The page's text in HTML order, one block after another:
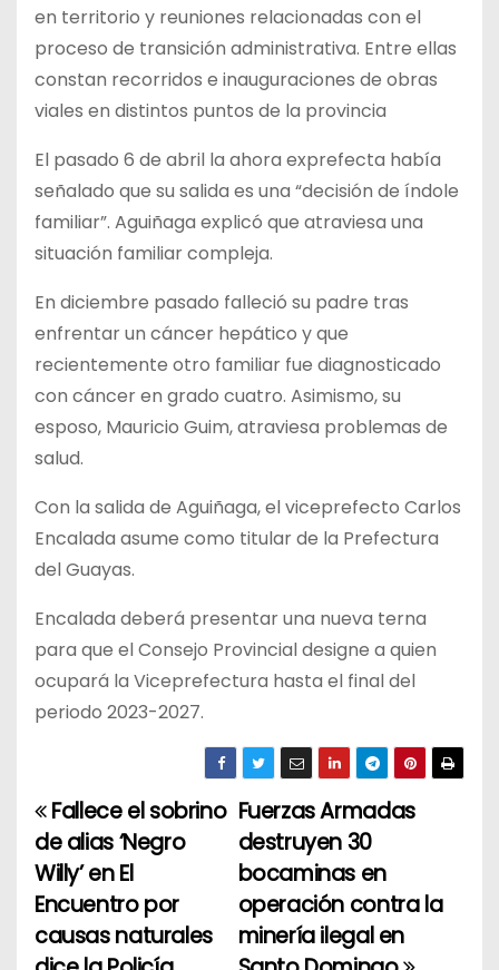
en territorio y reuniones relacionadas con el
proceso de transición administrativa. Entre ellas
constan recorridos e inauguraciones de obras
viales en distintos puntos de la provincia
El pasado 6 de abril la ahora exprefecta había
señalado que su salida es una “decisión de índole
familiar”. Aguiñaga explicó que atraviesa una
situación familiar compleja.
En diciembre pasado falleció su padre tras
enfrentar un cáncer hepático y que
recientemente otro familiar fue diagnosticado
con cáncer en grado cuatro. Asimismo, su
esposo, Mauricio Guim, atraviesa problemas de
salud.
Con la salida de Aguiñaga, el viceprefecto Carlos
Encalada asume como titular de la Prefectura
del Guayas.
Encalada deberá presentar una nueva terna
para que el Consejo Provincial designe a quien
ocupará la Viceprefectura hasta el final del
periodo 2023-2027.
N
a
v
e
Fuerzas Armadas
destruyen 30
bocaminas en
operación contra la
minería ilegal en
Fallece el sobrino
de alias ‘Negro
Willy’ en El
Encuentro por
causas naturales